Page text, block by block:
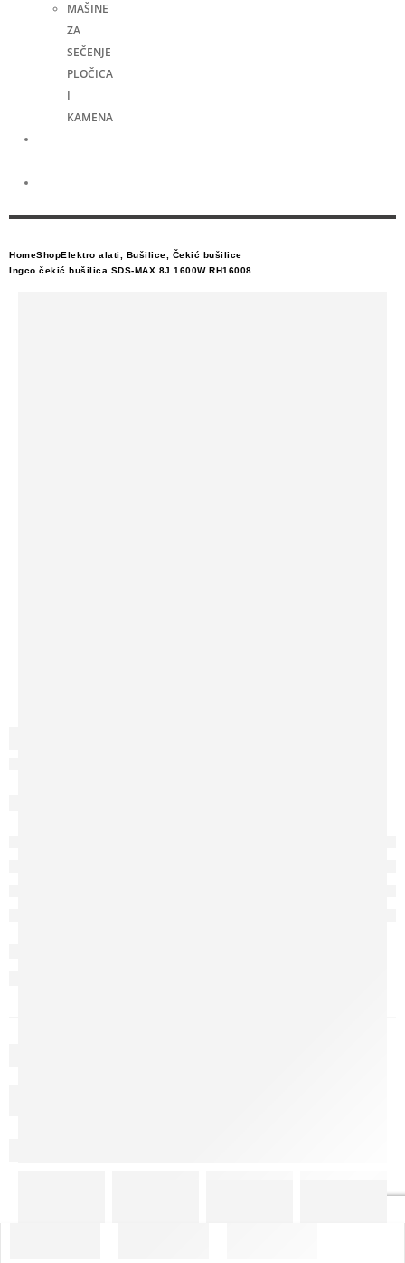
MAŠINE
ZA
SEČENJE
PLOČICA
I
KAMENA
HomeShopElektro alati Bušilice
Čekić bušilice
Ingco čekić bušilica SDS-MAX 8J 1600W RH16008